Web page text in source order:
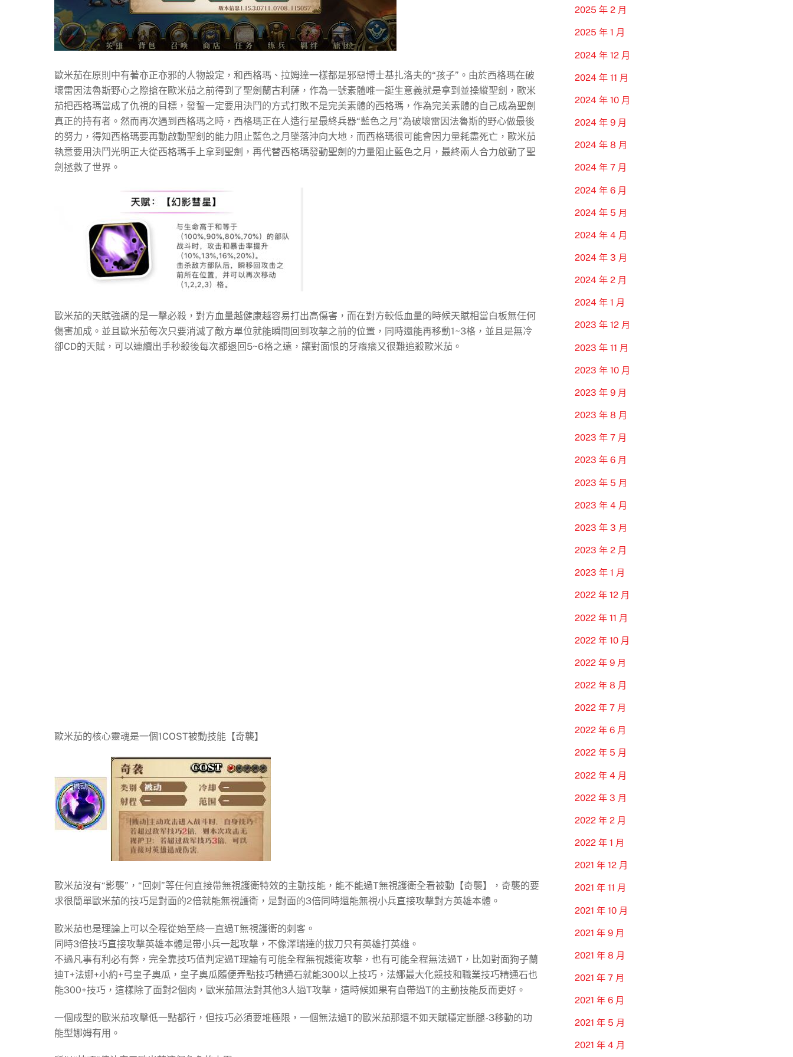
歐米茄在原則中有著亦正亦邪的人物設定，和西格瑪、拉姆達一樣都是邪惡博士基扎洛夫的“孩子”。由於西格瑪在破
壞雷因法魯斯野心之際搶在歐米茄之前得到了聖劍蘭古利薩，作為一號素體唯一誕生意義就是拿到並操縱聖劍，歐米
茄把西格瑪當成了仇視的目標，發誓一定要用決鬥的方式打敗不是完美素體的西格瑪，作為完美素體的自己成為聖劍
真正的持有者。然而再次遇到西格瑪之時，西格瑪正在人造行星最終兵器“藍色之月”為破壞雷因法魯斯的野心做最後
的努力，得知西格瑪要再動啟動聖劍的能力阻止藍色之月墜落沖向大地，而西格瑪很可能會因力量耗盡死亡，歐米茄
執意要用決鬥光明正大從西格瑪手上拿到聖劍，再代替西格瑪發動聖劍的力量阻止藍色之月，最終兩人合力啟動了聖
劍拯救了世界。
歐米茄的天賦強調的是一擊必殺，對方血量越健康越容易打出高傷害，而在對方較低血量的時候天賦相當白板無任何
傷害加成。並且歐米茄每次只要消滅了敵方單位就能瞬間回到攻擊之前的位置，同時還能再移動1~3格，並且是無冷
卻CD的天賦，可以連續出手秒殺後每次都退回5~6格之遠，讓對面恨的牙癢癢又很難追殺歐米茄。
歐米茄的核心靈魂是一個1COST被動技能【奇襲】
歐米茄沒有“影襲”，“回刺”等任何直接帶無視護衛特效的主動技能，能不能過T無視護衛全看被動【奇襲】，奇襲的要
求很簡單歐米茄的技巧是對面的2倍就能無視護衛，是對面的3倍同時還能無視小兵直接攻擊對方英雄本體。
歐米茄也是理論上可以全程從始至終一直過T無視護衛的刺客。
同時3倍技巧直接攻擊英雄本體是帶小兵一起攻擊，不像澤瑞達的拔刀只有英雄打英雄。
不過凡事有利必有弊，完全靠技巧值判定過T理論有可能全程無視護衛攻擊，也有可能全程無法過T，比如對面狗子蘭
迪T+法娜+小約+弓皇子奧瓜，皇子奧瓜隨便弄點技巧精通石就能300以上技巧，法娜最大化競技和職業技巧精通石也
能300+技巧，這樣除了面對2個肉，歐米茄無法對其他3人過T攻擊，這時候如果有自帶過T的主動技能反而更好。
一個成型的歐米茄攻擊低一點都行，但技巧必須要堆極限，一個無法過T的歐米茄那還不如天賦穩定斷腿-3移動的功
能型娜姆有用。
2025 年 2 月
2025 年 1 月
2024 年 12 月
2024 年 11 月
2024 年 10 月
2024 年 9 月
2024 年 8 月
2024 年 7 月
2024 年 6 月
2024 年 5 月
2024 年 4 月
2024 年 3 月
2024 年 2 月
2024 年 1 月
2023 年 12 月
2023 年 11 月
2023 年 10 月
2023 年 9 月
2023 年 8 月
2023 年 7 月
2023 年 6 月
2023 年 5 月
2023 年 4 月
2023 年 3 月
2023 年 2 月
2023 年 1 月
2022 年 12 月
2022 年 11 月
2022 年 10 月
2022 年 9 月
2022 年 8 月
2022 年 7 月
2022 年 6 月
2022 年 5 月
2022 年 4 月
2022 年 3 月
2022 年 2 月
2022 年 1 月
2021 年 12 月
2021 年 11 月
2021 年 10 月
2021 年 9 月
2021 年 8 月
2021 年 7 月
2021 年 6 月
2021 年 5 月
2021 年 4 月